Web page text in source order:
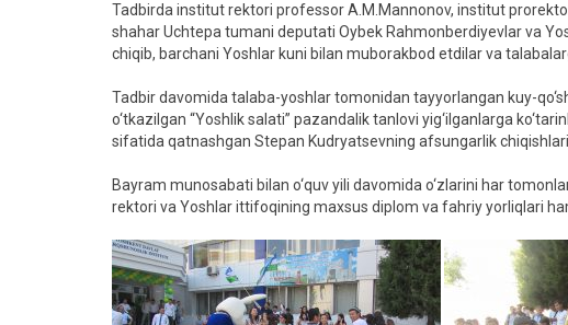
Tadbirda institut rektori professor A.M.Mannonov, institut
shahar Uchtepa tumani deputati Oybek Rahmonberdiyevlar va
chiqib, barchani Yoshlar kuni bilan muborakbod etdilar va
Tadbir davomida talaba-yoshlar tomonidan tayyorlangan kuy-
o‘tkazilgan “Yoshlik salati” pazandalik tanlovi yig‘ilganlarga
sifatida qatnashgan Stepan Kudryatsevning afsungarlik
Bayram munosabati bilan o‘quv yili davomida o‘zlarini har
rektori va Yoshlar ittifoqining maxsus diplom va fahriy yorliqlari